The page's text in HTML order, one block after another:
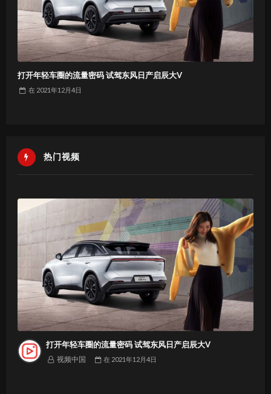
打开年轻车圈的流量密码 试驾东风日产启辰大V
在 2021年12月4日
热门视频
打开年轻车圈的流量密码 试驾东风日产启辰大V
视频中国 在 2021年12月4日